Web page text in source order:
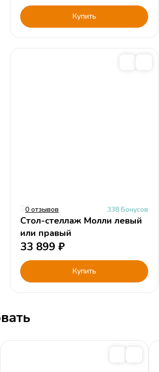
Купить
0 отзывов 338 Бонусов
Стол-стеллаж Молли левый
или правый
33 899 ₽
Купить